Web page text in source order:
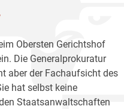
Obersten Gerichtshof
Die Generalprokuratur
aber der Fachaufsicht des
hat selbst keine
Staatsanwaltschaften